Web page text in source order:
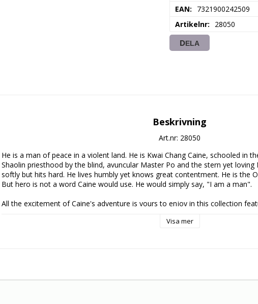
EAN
7321900242509
Artikelnr
28050
DELA
Beskrivning
Art.nr: 28050
He is a man of peace in a violent land. He is Kwai Chang Caine, schooled in
Shaolin priesthood by the blind, avuncular Master Po and the stern yet loving
softly but hits hard. He lives humbly yet knows great contentment. He is the
But hero is not a word Caine would use. He would simply say, "I am a man".
All the excitement of Caine's adventure is yours to enjoy in this collection
Visa mer